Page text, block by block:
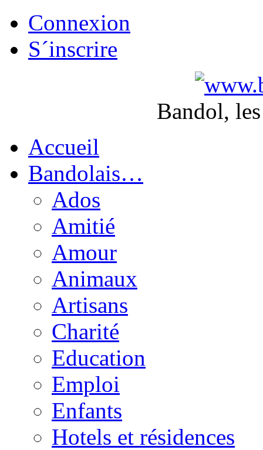
Connexion
S´inscrire
Bandol,
Accueil
Bandolais…
Ados
Amitié
Amour
Animaux
Artisans
Charité
Education
Emploi
Enfants
Hotels et résidences